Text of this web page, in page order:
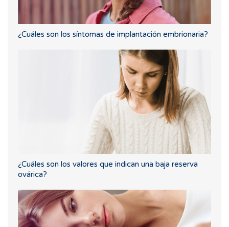
¿Cuáles son los síntomas de implantación embrionaria?
¿Cuáles son los valores que indican una baja reserva
ovárica?